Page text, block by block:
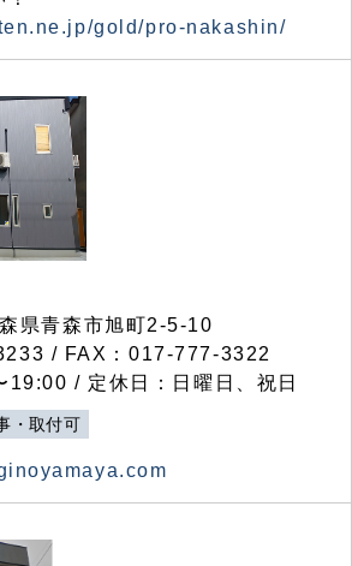
gold/pro-nakashin/
県青森市旭町2-5-10
/ FAX：017-777-3322
19:00 / 定休日：日曜日、祝日
・取付可